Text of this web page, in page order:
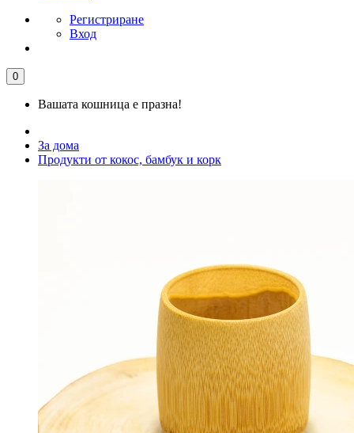
Регистриране
Вход
0
Вашата кошница е празна!
За дома
Продукти от кокос, бамбук и корк